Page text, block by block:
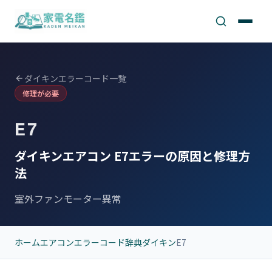
ダイキンエラーコード一覧
修理が必要
E7
ダイキンエアコン E7エラーの原因と修理方
法
室外ファンモーター異常
ホームエアコンエラーコード辞典ダイキンE7